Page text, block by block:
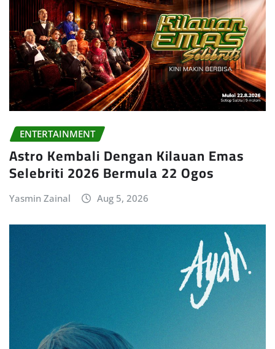
ENTERTAINMENT
Astro Kembali Dengan Kilauan Emas
Selebriti 2026 Bermula 22 Ogos
Yasmin Zainal Aug 5, 2026